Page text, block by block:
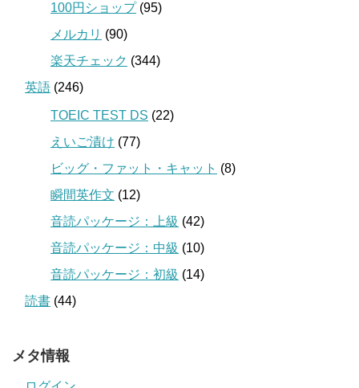
100円ショップ(95)
メルカリ (90)
楽天チェック (344)
英語 (246)
TOEIC TEST DS (22)
えいご漬け (77)
ビッグ・ファット・キャット (8)
瞬間英作文 (12)
音読パッケージ：上級 (42)
音読パッケージ：中級 (10)
音読パッケージ：初級 (14)
読書 (44)
メタ情報